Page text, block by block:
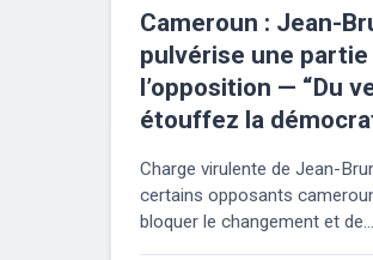
Cameroun : Jean-
pulvérise une partie
l’opposition — “Du
étouffez la
Charge virulente de Jean-
certains opposants
bloquer le changement et de...